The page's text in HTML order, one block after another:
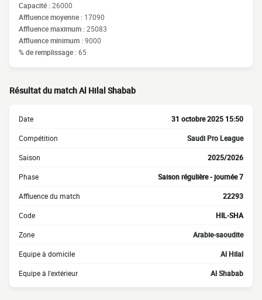
Capacité :26000
Affluence moyenne : 17090
Affluence maximum :25083
Affluence minimum :9000
% de remplissage :65
Résultat du match Al Hilal Shabab
Date 31 octobre 2025 15:50
Compétition Saudi Pro League
Saison 2025/2026
Phase Saison régulière - journée 7
Affluence du match 22293
Code HIL-SHA
Zone Arabie-saoudite
Equipe à domicile Al Hilal
Equipe à l'extérieur Al Shabab